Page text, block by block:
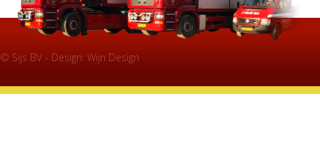
© Sijs BV - Design: Wijn Design